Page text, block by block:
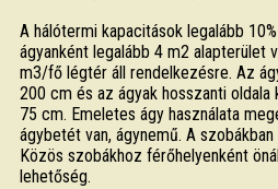
A hálótermi kapacitások legalább
ágyanként legalább 4 m2 alapterület
m3/fő légtér áll rendelkezésre. Az
200 cm és az ágyak hosszanti
75 cm. Emeletes ágy használata
ágybetét van, ágynemű. A
Közös szobákhoz férőhelyenként
lehetőség.